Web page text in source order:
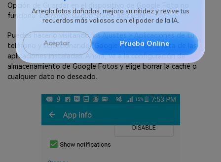
Arregla fotos dañadas, mejora su nitidez y revive tus
Prueba Online
Opción de Guardar en el dispositivo de Google Foto no
funciona" borrando su contenido de caché.
Puedes hacerlo visitando los Ajustes > Aplicaciones de tu
teléfono y seleccionando "Google Fotos" de la lista de las
aplicaciones instaladas. Ahora, ve a la configuración de
almacenamiento de Google Fotos y elige borrar la caché o
cualquier dato no deseado.